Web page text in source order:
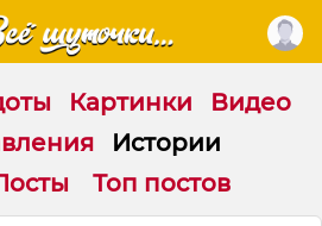
Картинки
Видео
Истории
Топ постов